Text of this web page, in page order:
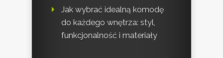
Jak wybrać idealną komodę
do każdego wnętrza: styl,
funkcjonalność i materiały